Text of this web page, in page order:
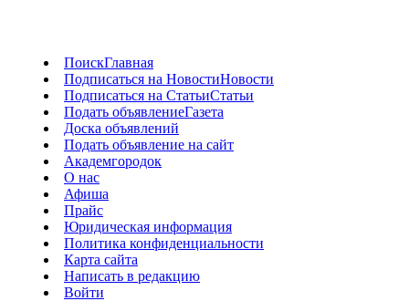
ПоискГлавная
Подписаться на НовостиНовости
Подписаться на СтатьиСтатьи
Подать объявлениеГазета
Доска объявлений
Подать объявление на сайт
Академгородок
О нас
Афиша
Прайс
Юридическая информация
Политика конфиденциальности
Карта сайта
Написать в редакцию
Войти